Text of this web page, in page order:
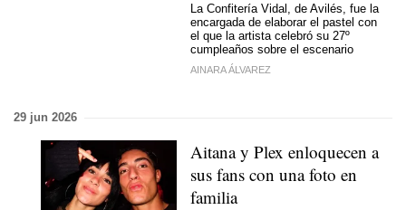
La Confitería Vidal, de Avilés, fue la
encargada de elaborar el pastel con
el que la artista celebró su 27º
cumpleaños sobre el escenario
AINARA ÁLVAREZ
29 jun 2026
Aitana y Plex enloquecen a
sus fans con una foto en
familia